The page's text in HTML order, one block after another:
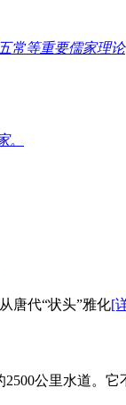
常等重要儒家理论
。
唐代“状头”雅化[
公里水道。它